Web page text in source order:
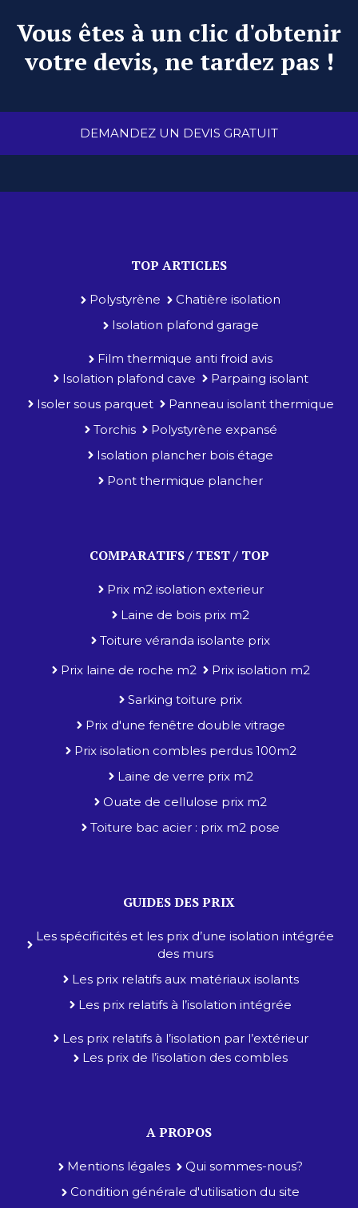
Vous êtes à un clic d'obtenir
votre devis, ne tardez pas !
DEMANDEZ UN DEVIS GRATUIT
TOP ARTICLES
Polystyrène
Chatière isolation
Isolation plafond garage
Film thermique anti froid avis
Isolation plafond cave
Parpaing isolant
Isoler sous parquet
Panneau isolant thermique
Torchis
Polystyrène expansé
Isolation plancher bois étage
Pont thermique plancher
COMPARATIFS / TEST / TOP
Prix m2 isolation exterieur
Laine de bois prix m2
Toiture véranda isolante prix
Prix laine de roche m2
Prix isolation m2
Sarking toiture prix
Prix d'une fenêtre double vitrage
Prix isolation combles perdus 100m2
Laine de verre prix m2
Ouate de cellulose prix m2
Toiture bac acier : prix m2 pose
GUIDES DES PRIX
Les spécificités et les prix d’une isolation intégrée
des murs
Les prix relatifs aux matériaux isolants
Les prix relatifs à l’isolation intégrée
Les prix relatifs à l’isolation par l’extérieur
Les prix de l’isolation des combles
A PROPOS
Mentions légales
Qui sommes-nous?
Condition générale d'utilisation du site